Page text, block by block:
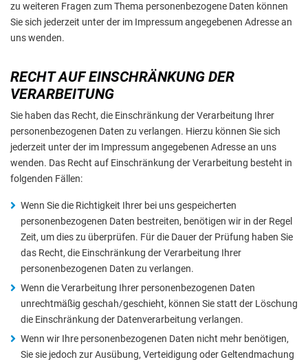
zu weiteren Fragen zum Thema personenbezogene Daten können
Sie sich jederzeit unter der im Impressum angegebenen Adresse an
uns wenden.
RECHT AUF EINSCHRÄNKUNG DER
VERARBEITUNG
Sie haben das Recht, die Einschränkung der Verarbeitung Ihrer
personenbezogenen Daten zu verlangen. Hierzu können Sie sich
jederzeit unter der im Impressum angegebenen Adresse an uns
wenden. Das Recht auf Einschränkung der Verarbeitung besteht in
folgenden Fällen:
Wenn Sie die Richtigkeit Ihrer bei uns gespeicherten
personenbezogenen Daten bestreiten, benötigen wir in der Regel
Zeit, um dies zu überprüfen. Für die Dauer der Prüfung haben Sie
das Recht, die Einschränkung der Verarbeitung Ihrer
personenbezogenen Daten zu verlangen.
Wenn die Verarbeitung Ihrer personenbezogenen Daten
unrechtmäßig geschah/geschieht, können Sie statt der Löschung
die Einschränkung der Datenverarbeitung verlangen.
Wenn wir Ihre personenbezogenen Daten nicht mehr benötigen,
Sie sie jedoch zur Ausübung, Verteidigung oder Geltendmachung